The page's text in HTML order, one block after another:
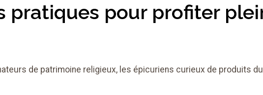
pratiques pour profiter
de patrimoine religieux, les épicuriens curieux de produits